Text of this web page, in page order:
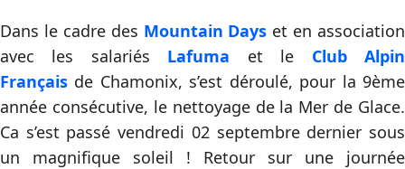
Dans le cadre des Mountain Days et en association
avec les salariés Lafuma et le Club Alpin
Français de Chamonix, s’est déroulé, pour la 9ème
année consécutive, le nettoyage de la Mer de Glace.
Ca s’est passé vendredi 02 septembre dernier sous
un magnifique soleil ! Retour sur une journée